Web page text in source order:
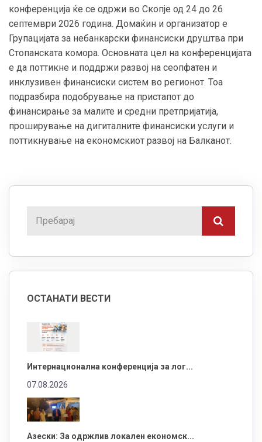
конференција ќе се одржи во Скопје од 24 до 26
септември 2026 година. Домаќин и организатор е
Групацијата за небанкарски финансиски друштва при
Стопанската комора. Основната цел на конференцијата
е да поттикне и поддржи развој на сеопфатен и
инклузивен финансиски систем во регионот. Тоа
подразбира подобрување на пристапот до
финансирање за малите и средни претпријатија,
проширување на дигиталните финансиски услуги и
поттикнување на економскиот развој на Балканот.
ОСТАНАТИ ВЕСТИ
Интернационална конференција за лог...
07.08.2026
Азески: За одржлив локален економск...